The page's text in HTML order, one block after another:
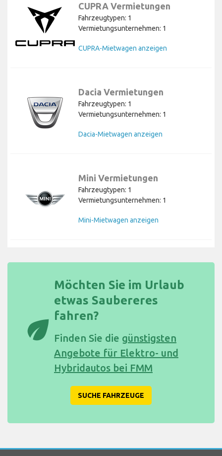
CUPRA Vermietungen
Fahrzeugtypen: 1
Vermietungsunternehmen: 1
CUPRA-Mietwagen anzeigen
Dacia Vermietungen
Fahrzeugtypen: 1
Vermietungsunternehmen: 1
Dacia-Mietwagen anzeigen
Mini Vermietungen
Fahrzeugtypen: 1
Vermietungsunternehmen: 1
Mini-Mietwagen anzeigen
eco
Möchten Sie im Urlaub
etwas Saubereres
fahren?
Finden Sie die günstigsten
Angebote für Elektro- und
Hybridautos bei FMM
SUCHE FAHRZEUGE